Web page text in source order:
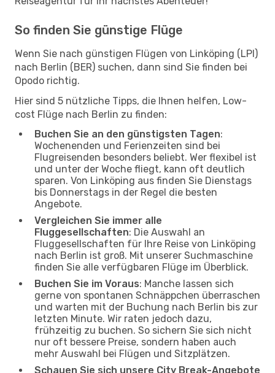
So finden Sie günstige Flüge
Wenn Sie nach günstigen Flügen von Linköping (LPI)
nach Berlin (BER) suchen, dann sind Sie finden bei
Opodo richtig.
Hier sind 5 nützliche Tipps, die Ihnen helfen, Low-
cost Flüge nach Berlin zu finden:
Buchen Sie an den günstigsten Tagen:
Wochenenden und Ferienzeiten sind bei
Flugreisenden besonders beliebt. Wer flexibel ist
und unter der Woche fliegt, kann oft deutlich
sparen. Von Linköping aus finden Sie Dienstags
bis Donnerstags in der Regel die besten
Angebote.
Vergleichen Sie immer alle
Fluggesellschaften: Die Auswahl an
Fluggesellschaften für Ihre Reise von Linköping
nach Berlin ist groß. Mit unserer Suchmaschine
finden Sie alle verfügbaren Flüge im Überblick.
Buchen Sie im Voraus: Manche lassen sich
gerne von spontanen Schnäppchen überraschen
und warten mit der Buchung nach Berlin bis zur
letzten Minute. Wir raten jedoch dazu,
frühzeitig zu buchen. So sichern Sie sich nicht
nur oft bessere Preise, sondern haben auch
mehr Auswahl bei Flügen und Sitzplätzen.
Schauen Sie sich unsere City Break-Angebote